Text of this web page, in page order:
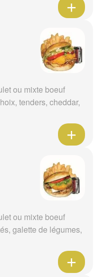
ou mixte boeuf
tenders, cheddar,
ou mixte boeuf
galette de légumes,